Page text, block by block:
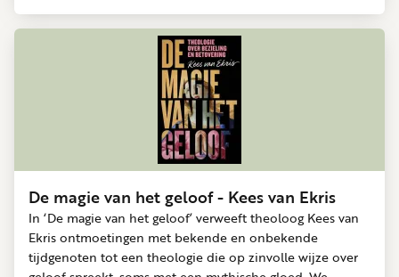
boek als een toolbox, die je kunt gebruiken om een
eigen periode van vasten en bidden vorm en inhoud te
geven. Gebruik de hulpmiddelen die bij jou passen en
laat anderen rustig liggen voor misschien een volgende
periode. Wat je in elk geval van dit boek kunt verwachten
is dat je wordt uitgedaagd en geïnspireerd tot veertig
dagen van gebed, vasten, Bijbellezen en geven. Je zult
gaan ervaren hoe zo’n periode jouw relatie met God kan
gewerkt in Amsterdam als directeur YWAM Amsterdam
(Jeugd met een Opdracht) vertrokken Reinier en zijn
vrouw Rianne en hun vier kinderen naar een nieuwe
woonplek tussen het Gardameer en de Dolomieten. Daar
De magie van het geloof - Kees van Ekris
In ‘De magie van het geloof’ verweeft theoloog Kees van
Ekris ontmoetingen met bekende en onbekende
tijdgenoten tot een theologie die op zinvolle wijze over